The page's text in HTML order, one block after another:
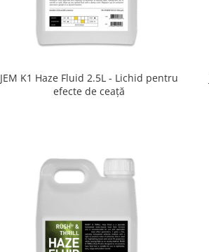
JEM K1 Haze Fluid 2.5L - Lichid pentru
efecte de ceață